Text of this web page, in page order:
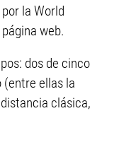
la World
web.
dos de cinco
(entre ellas la
clásica,